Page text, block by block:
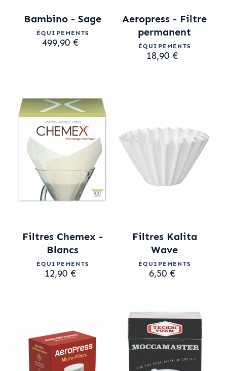
Bambino - Sage
ÉQUIPEMENTS
499,90 €
Aeropress - Filtre
permanent
ÉQUIPEMENTS
18,90 €
Filtres Chemex -
Blancs
ÉQUIPEMENTS
12,90 €
Filtres Kalita
Wave
ÉQUIPEMENTS
6,50 €